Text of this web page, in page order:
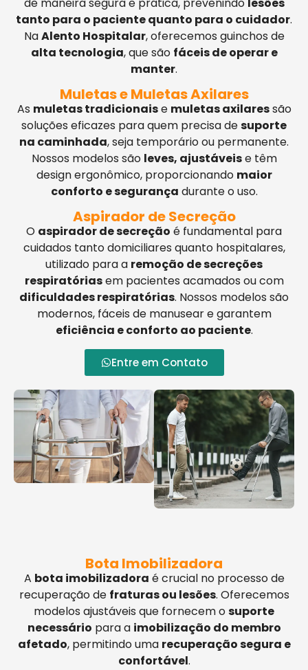
tanto para o paciente quanto para o cuidador.
NaAlento Hospitalar, oferecemos guinchos de
alta tecnologia, que são fáceis de operar e
manter.
Muletas e Muletas Axilares
As muletas tradicionaise muletas axilaressão
soluções eficazes para quem precisa desuporte
na caminhada, seja temporário ou permanente.
Nossos modelos são leves, ajustáveise têm
design ergonômico, proporcionando maior
conforto e segurança durante o uso.
Aspirador de Secreção
O aspirador de secreção é fundamental para
cuidados tanto domiciliares quanto hospitalares,
utilizado para a remoção de secreções
respiratóriasem pacientes acamados ou com
dificuldades respiratórias. Nossos modelos são
modernos, fáceis de manusear e garantem
eficiência e conforto ao paciente.
Entre em Contato
Bota Imobilizadora
A bota imobilizadora é crucial no processo de
recuperação de fraturas ou lesões. Oferecemos
modelos ajustáveis que fornecem osuporte
necessário para a imobilização do membro
afetado, permitindo uma recuperação segura e
confortável.